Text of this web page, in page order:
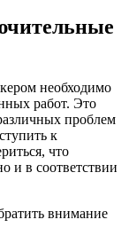
необходимо
работ. Это
проблем
к
что
и в соответствии
внимание